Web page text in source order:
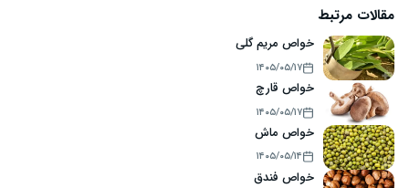
مقالات مرتبط
خواص مریم گلی
۱۴۰۵/۰۵/۱۷
خواص قارچ
۱۴۰۵/۰۵/۱۷
خواص ماش
۱۴۰۵/۰۵/۱۴
خواص فندق